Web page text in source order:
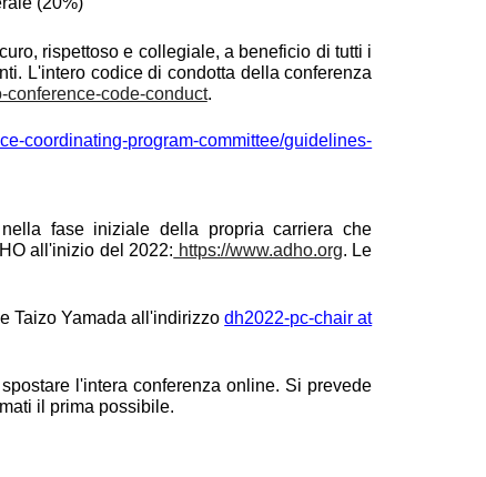
rispettoso e collegiale, a beneficio di tutti i
L'intero codice di condotta della conferenza
conference-code-conduct.
coordinating-program-committee/guidelines-
fase iniziale della propria carriera che
all'inizio del 2022: https://www.adho.org. Le
Taizo Yamada all'indirizzodh2022-pc-chair at
l'intera conferenza online. Si prevede
il prima possibile.